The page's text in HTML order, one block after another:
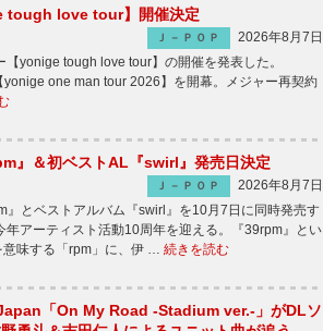
tough love tour】開催決定
Ｊ－ＰＯＰ
2026年8月7日
yonige tough love tour】の開催を発表した。
one man tour 2026】を開幕。メジャー再契約
』＆初ベストAL『swirl』発売日決定
Ｊ－ＰＯＰ
2026年8月7日
とベストアルバム『swirl』を10月7日に同時発売す
アーティスト活動10周年を迎える。『39rpm』とい
意味する「rpm」に、伊 … 続きを読む
「On My Road -Stadium ver.-」がDLソ